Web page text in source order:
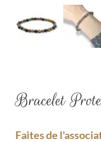
Bracelet
Faites de